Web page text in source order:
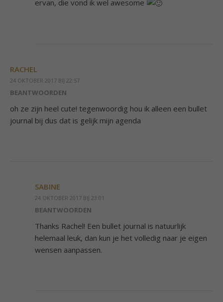
ervan, die vond ik wel awesome
RACHEL
24 OKTOBER 2017 BIJ 22:57
BEANTWOORDEN
oh ze zijn heel cute! tegenwoordig hou ik alleen een bullet
journal bij dus dat is gelijk mijn agenda
SABINE
24 OKTOBER 2017 BIJ 23:01
BEANTWOORDEN
Thanks Rachel! Een bullet journal is natuurlijk
helemaal leuk, dan kun je het volledig naar je eigen
wensen aanpassen.